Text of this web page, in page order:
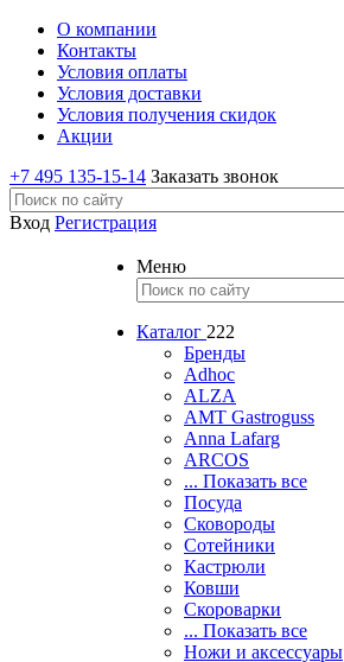
О компании
Контакты
Условия оплаты
Условия доставки
Условия получения скидок
Акции
+7 495 135-15-14 Заказать звонок
Вход Регистрация
Меню
Каталог 222
Бренды
Adhoc
ALZA
AMT Gastroguss
Anna Lafarg
ARCOS
... Показать все
Посуда
Сковороды
Сотейники
Кастрюли
Ковши
Скороварки
... Показать все
Ножи и аксессуары